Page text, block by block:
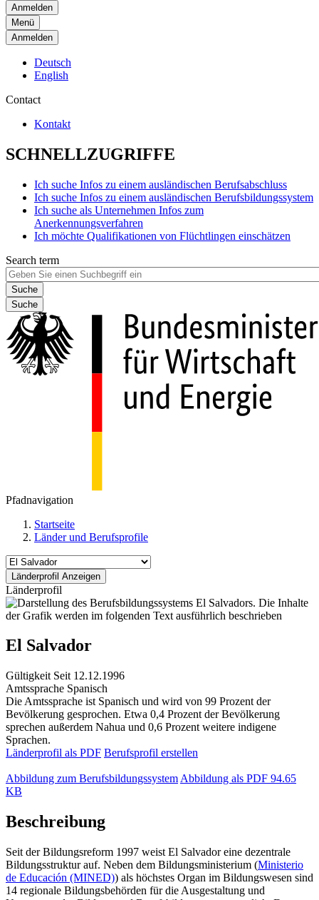
Menü
Anmelden
Deutsch
English
Contact
Kontakt
SCHNELLZUGRIFFE
Ich suche Infos zu einem ausländischen Berufsabschluss
Ich suche Infos zu einem ausländischen Berufsbildungssystem
Ich suche als Unternehmen Infos zum
Anerkennungsverfahren
Ich möchte Qualifikationen von Flüchtlingen einschätzen
Search term
Suche
Pfadnavigation
Startseite
Länder und Berufsprofile
Länderprofil
El Salvador
Gültigkeit Seit 12.12.1996
Amtssprache Spanisch
Die Amtssprache ist Spanisch und wird von 99 Prozent der
Bevölkerung gesprochen. Etwa 0,4 Prozent der Bevölkerung
sprechen außerdem Nahua und 0,6 Prozent weitere indigene
Sprachen.
Länderprofil als PDF Berufsprofil erstellen
Abbildung zum Berufsbildungssystem Abbildung als PDF 94.65
KB
Beschreibung
Seit der Bildungsreform 1997 weist El Salvador eine dezentrale
Bildungsstruktur auf. Neben dem Bildungsministerium (Ministerio
de Educación (MINED)) als höchstes Organ im Bildungswesen sind
14 regionale Bildungsbehörden für die Ausgestaltung und